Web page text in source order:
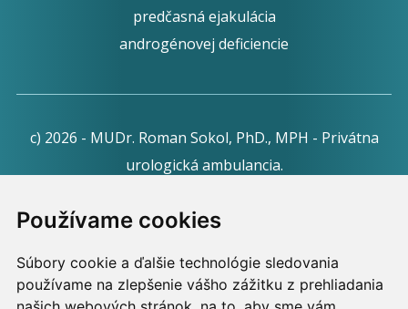
Používame cookies
Súbory cookie a ďalšie technológie sledovania
používame na zlepšenie vášho zážitku z prehliadania
predčasná ejakulácia
androgénovej deficiencie
c) 2026 - MUDr. Roman Sokol, PhD., MPH - Privátna
urologická ambulancia.
podmienkach prevádzkovateľa.
Používame cookies -nastavenie cookies.